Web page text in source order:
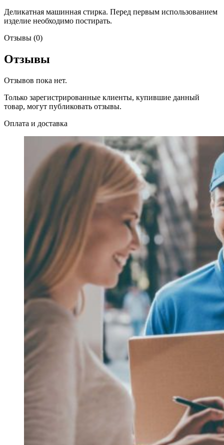
Деликатная машинная стирка. Перед первым использованием
изделие необходимо постирать.
Отзывы (0)
Отзывы
Отзывов пока нет.
Только зарегистрированные клиенты, купившие данный
товар, могут публиковать отзывы.
Оплата и доставка